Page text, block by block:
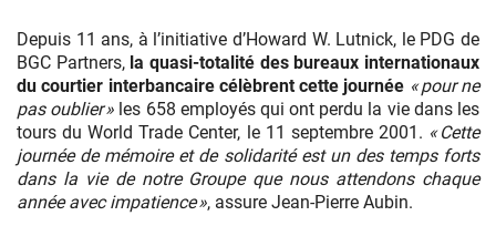
Depuis 11 ans, à l’initiative d’Howard W. Lutnick, le PDG de
BGC Partners, la quasi-totalité des bureaux internationaux
du courtier interbancaire célèbrent cette journée « pour ne
pas oublier » les 658 employés qui ont perdu la vie dans les
tours du World Trade Center, le 11 septembre 2001. « Cette
journée de mémoire et de solidarité est un des temps forts
dans la vie de notre Groupe que nous attendons chaque
année avec impatience », assure Jean-Pierre Aubin.